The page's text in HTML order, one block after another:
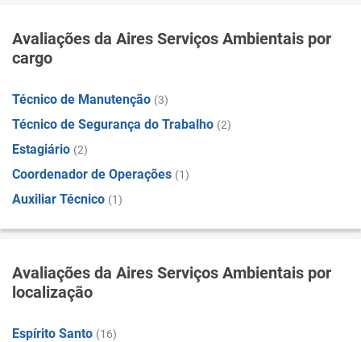
Avaliações da Aires Serviços Ambientais por
cargo
Técnico de Manutenção (3)
Técnico de Segurança do Trabalho (2)
Estagiário (2)
Coordenador de Operações (1)
Auxiliar Técnico (1)
Avaliações da Aires Serviços Ambientais por
localização
Espírito Santo (16)